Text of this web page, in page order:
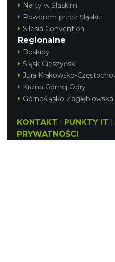
Narty w Śląskim
Rowerem przez Śląskie
Silesia Convention
Regionalne
Beskidy
Śląsk Cieszyński
Jura Krakowsko-
Kraina Górnej Odry
Górnośląsko-
KONTAKT PUNKTY IT
PRYWATNOŚCI